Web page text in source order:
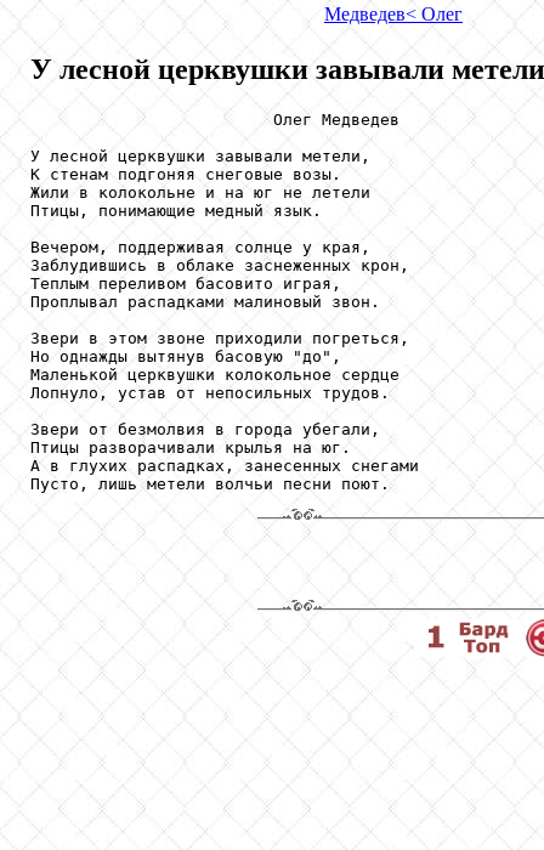
Медведев< Олег
У лесной церквушки завывали
                         Олег Медведев
У лесной церквушки завывали метели,
К стенам подгоняя снеговые возы.
Жили в колокольне и на юг не летели
Птицы, понимающие медный язык.
Вечером, поддерживая солнце у края,
Заблудившись в облаке заснеженных крон,
Теплым переливом басовито играя,
Проплывал распадками малиновый звон.
Звери в этом звоне приходили погреться,
Но однажды вытянув басовую "до",
Маленькой церквушки колокольное сердце
Лопнуло, устав от непосильных трудов.
Звери от безмолвия в города убегали,
Птицы разворачивали крылья на юг.
А в глухих распадках, занесенных снегами
Пусто, лишь метели волчьи песни поют.